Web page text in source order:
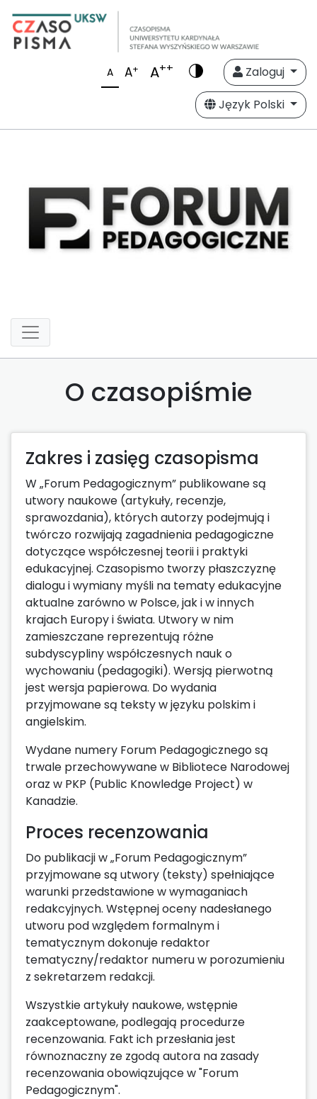
A A+ A++
Zaloguj
Język Polski
O czasopiśmie
Zakres i zasięg czasopisma
W „Forum Pedagogicznym” publikowane są
utwory naukowe (artykuły, recenzje,
sprawozdania), których autorzy podejmują i
twórczo rozwijają zagadnienia pedagogiczne
dotyczące współczesnej teorii i praktyki
edukacyjnej. Czasopismo tworzy płaszczyznę
dialogu i wymiany myśli na tematy edukacyjne
aktualne zarówno w Polsce, jak i w innych
krajach Europy i świata. Utwory w nim
zamieszczane reprezentują różne
subdyscypliny współczesnych nauk o
wychowaniu (pedagogiki). Wersją pierwotną
jest wersja papierowa. Do wydania
przyjmowane są teksty w języku polskim i
angielskim.
Wydane numery Forum Pedagogicznego są
trwale przechowywane w Bibliotece Narodowej
oraz w PKP (Public Knowledge Project) w
Kanadzie.
Proces recenzowania
Do publikacji w „Forum Pedagogicznym”
przyjmowane są utwory (teksty) spełniające
warunki przedstawione w wymaganiach
redakcyjnych. Wstępnej oceny nadesłanego
utworu pod względem formalnym i
tematycznym dokonuje redaktor
tematyczny/redaktor numeru w porozumieniu
z sekretarzem redakcji.
Wszystkie artykuły naukowe, wstępnie
zaakceptowane, podlegają procedurze
recenzowania. Fakt ich przesłania jest
równoznaczny ze zgodą autora na zasady
recenzowania obowiązujące w "Forum
Pedagogicznym".